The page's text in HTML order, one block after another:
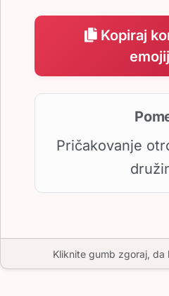
Kopiraj
Pričakovanje
Kliknite gumb zgoraj,